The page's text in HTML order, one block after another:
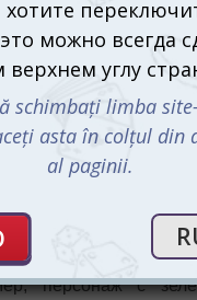
игрового поля.
своего котёнка.
шагов, сколько
самостоятельно.
правилам.
цветам клеток с
и вашу рыбку не
персонаж с